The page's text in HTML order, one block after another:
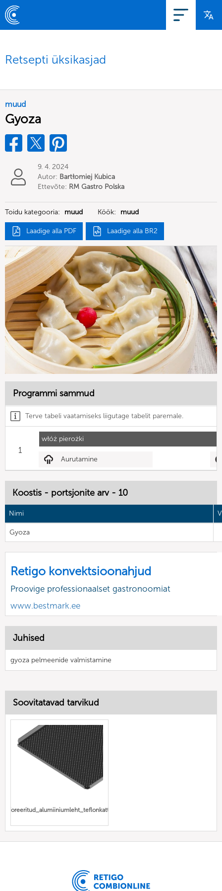
Retsepti üksikasjad
muud
Gyoza
9. 4. 2024
Autor: Bartłomiej Kubica
Ettevõte: RM Gastro Polska
Toidu kategooria:
muud Köök: muud
Laadige alla PDF Laadige alla BR2
Programmi sammud
Terve tabeli vaatamiseks liigutage tabelit paremale.
włóż pierożki
1
Aurutamine
Koostis - portsjonite arv - 10
Nimi
Gyoza
Retigo konvektsioonahjud
Proovige professionaalset gastronoomiat
www.bestmark.ee
Juhised
gyoza pelmeenide valmistamine
Soovitatavad tarvikud
perforeeritud_alumiiniumleht_teflonkattega